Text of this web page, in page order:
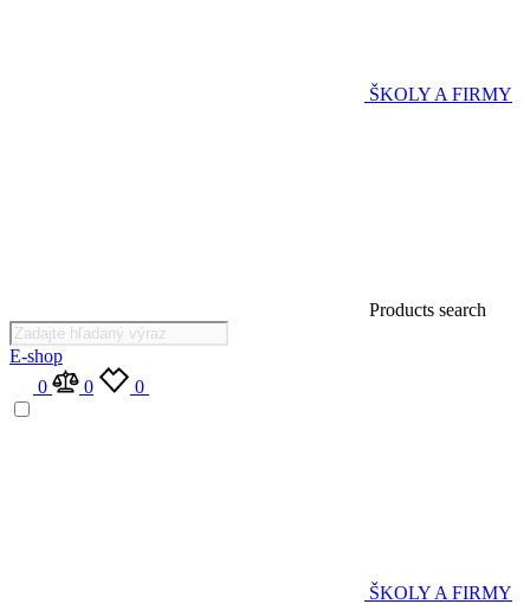
ŠKOLY A FIRMY
Products search
E-shop
0
0 0
ŠKOLY A FIRMY